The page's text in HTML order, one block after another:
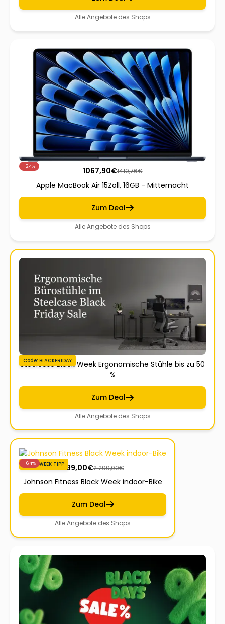
Alle Angebote des Shops
-24% 1067,90€1410,76€
Apple MacBook Air 15Zoll, 16GB - Mitternacht
Zum Deal
Alle Angebote des Shops
Code: BLACKFRIDAY
Steelcase Black Week Ergonomische Stühle bis zu 50
%
Zum Deal
Alle Angebote des Shops
BLACKWEEK TIPP
-64% 799,00€2.299,00€
Johnson Fitness Black Week indoor-Bike
Zum Deal
Alle Angebote des Shops